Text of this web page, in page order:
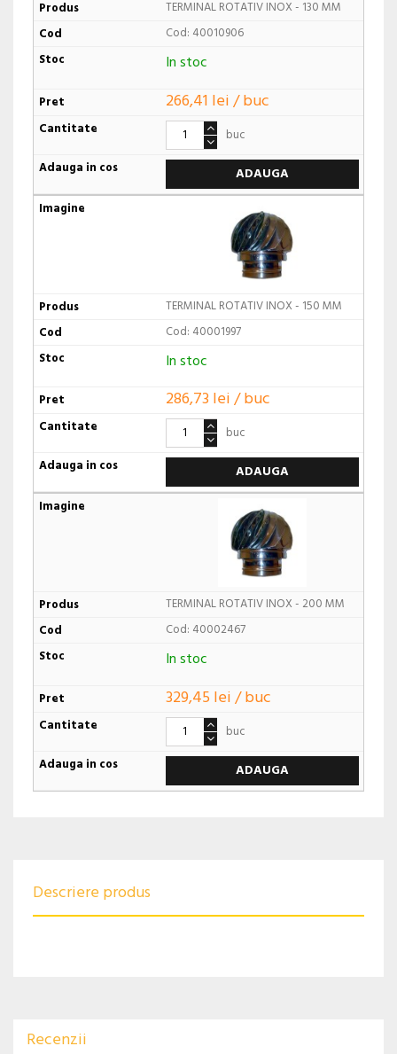
TERMINAL ROTATIV INOX - 130 MM
Cod: 40010906
In stoc
266,41 lei / buc
buc
ADAUGA
TERMINAL ROTATIV INOX - 150 MM
Cod: 40001997
In stoc
286,73 lei / buc
buc
ADAUGA
TERMINAL ROTATIV INOX - 200 MM
Cod: 40002467
In stoc
329,45 lei / buc
buc
ADAUGA
Descriere produs
Recenzii